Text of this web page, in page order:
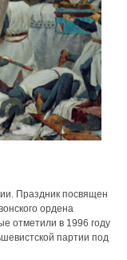
Праздник посвящен
ордена
отметили в 1996 году
партии под